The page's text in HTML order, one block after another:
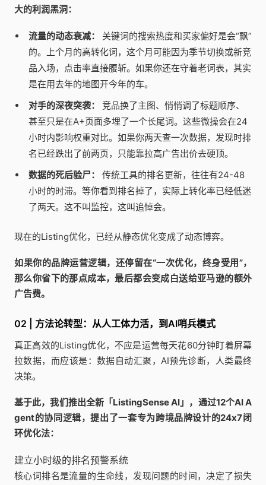
大的利润黑洞：
流量的动态衰减：
关键词的搜索热度和买家偏好是会“飘”
的。上个月的高转化词，这个月可能因为季节切换或新竞
品入场，点击率直接腰斩。如果你还在守着老词表，其实
是在用去年的地图开今年的车。
对手的深夜突袭：
竞品换了主图、悄悄调了标题顺序、
甚至只是在A+页面多埋了一个长尾词。这些微操会在24
小时内影响权重对比。如果你两天查一次数据，发现时排
名已经跌出了前两页，只能靠拉高广告出价去硬顶。
数据的死后验尸：
传统工具的排名更新，往往有24-48
小时的时滞。等你看到排名掉了，实际上转化率已经低迷
了两天。这不叫监控，这叫追悼会。
现在的Listing优化，已经从静态优化变成了动态博弈。
如果你的品牌运营逻辑，还停留在“一次优化，终身受用”，
那么你省下的那点成本，最后都会变成白送给亚马逊的额外
广告费。
02 | 方法论转型：从人工体力活，到AI哨兵模式
真正高效的Listing优化，不应是运营每天花60分钟盯着屏幕
拉数据，而应该是：数据自动汇聚，AI预先诊断，人类最终
决策。
基于此，我们推出全新「ListingSense AI」，通过12个AI A
gent的协同逻辑，提出了一套专为跨境品牌设计的24x7闭
环优化法：
建立小时级的排名预警系统
核心词排名是流量的生命线，发现问题的时间，决定了损失